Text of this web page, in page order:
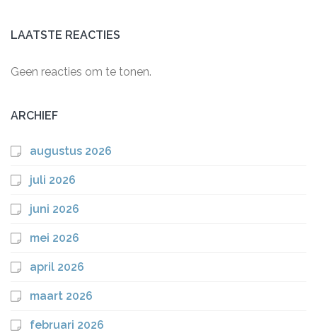
LAATSTE REACTIES
Geen reacties om te tonen.
ARCHIEF
augustus 2026
juli 2026
juni 2026
mei 2026
april 2026
maart 2026
februari 2026